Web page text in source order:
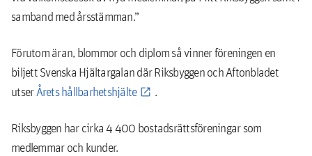
samband med årsstämman.”
Förutom äran, blommor och diplom så vinner föreningen en
biljett Svenska Hjältargalan där Riksbyggen och Aftonbladet
utserÅrets hållbarhetshjälte .
Riksbyggen har cirka 4 400 bostadsrättsföreningar som
medlemmar och kunder.